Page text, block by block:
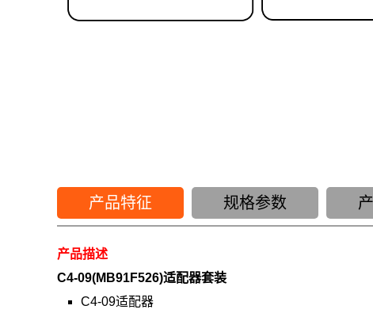
产品特征 规格参数
产品描述
C4-09(MB91F526)适配器套装
C4-09适配器